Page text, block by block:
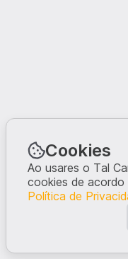
Cookies
Ao usares o Tal
cookies de acordo
Política de